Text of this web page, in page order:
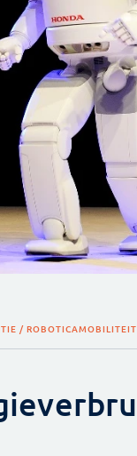
/ ROBOTICAMOBILITEIT